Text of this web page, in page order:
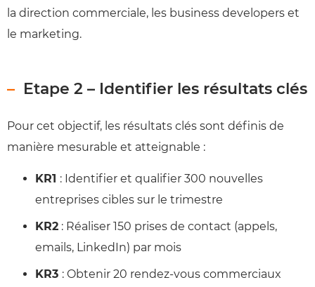
la direction commerciale, les business developers et
le marketing.
Etape 2 – Identifier les résultats clés
Pour cet objectif, les résultats clés sont définis de
manière mesurable et atteignable :
KR1 : Identifier et qualifier 300 nouvelles
entreprises cibles sur le trimestre
KR2 : Réaliser 150 prises de contact (appels,
emails, LinkedIn) par mois
KR3 : Obtenir 20 rendez-vous commerciaux